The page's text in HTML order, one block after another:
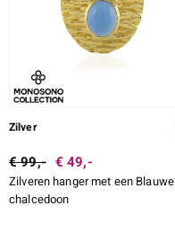
Zilver
€ 99,- € 49,-
Zilveren hanger met een Blauwe
chalcedoon